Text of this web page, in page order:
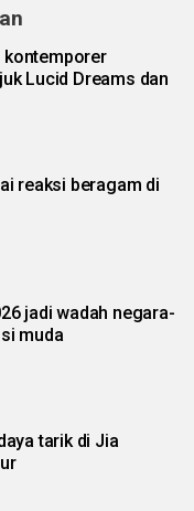
kontemporer
Lucid Dreams dan
reaksi beragam di
jadi wadah negara-
muda
tarik di Jia